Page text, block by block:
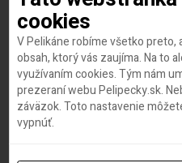
Gigant z
zrejme
najväčších
cookies
V Pelikáne robíme všetko preto,
obsah, ktorý vás zaujíma. Na to
využívaním cookies. Tým nám
prezeraní webu Pelipecky.sk.
záväzok. Toto nastavenie
vypnúť.